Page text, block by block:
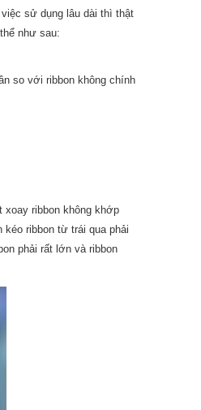
sử dụng lâu dài thì thật
như sau:
so với ribbon không chính
xoay ribbon không khớp
kéo ribbon từ trái qua phải
phải rất lớn và ribbon